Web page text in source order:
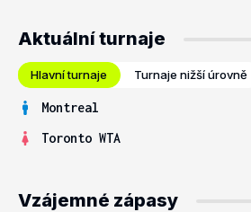
Aktuální turnaje
Hlavní turnaje Turnaje nižší úrovně
Montreal
Toronto WTA
Vzájemné zápasy